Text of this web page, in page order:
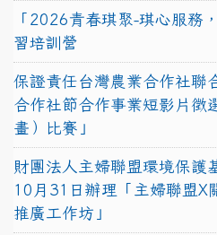
「2026青春琪聚-琪心服務
習培訓營
保證責任台灣農業合作社聯
合作社節合作事業短影片徵
畫）比賽」
財團法人主婦聯盟環境保護
10月31日辦理「主婦聯盟X
推廣工作坊」